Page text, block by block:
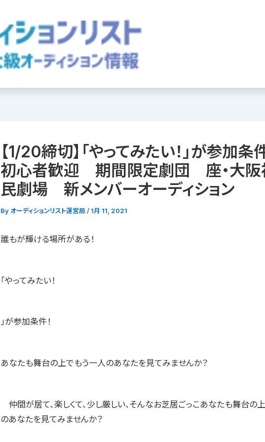
【1/20締切】「やってみたい！」が参加条
初心者歓迎 期間限定劇団 座・大阪
民劇場 新メンバーオーディション
By オーディションリスト運営局 /1月 11, 2021
誰もが輝ける場所がある！
「やってみたい！
」が参加条件！
あなたも舞台の上でもう一人のあなたを見てみませんか？
仲間が居て、楽しくて、少し厳しい、そんなお芝居ごっこあなたも舞台の
のあなたを見てみませんか？